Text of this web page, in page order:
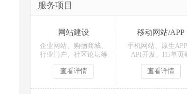
服务项目
网站建设
企业网站、购物商城、
行业门户、社区论坛等
查看详情
移动网站/APP
手机网站、原生
API开发、H5单页
查看详情